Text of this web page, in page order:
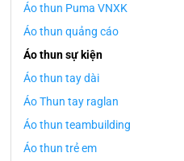
Áo thun Puma VNXK
Áo thun quảng cáo
Áo thun sự kiện
Áo thun tay dài
Áo Thun tay raglan
Áo thun teambuilding
Áo thun trẻ em